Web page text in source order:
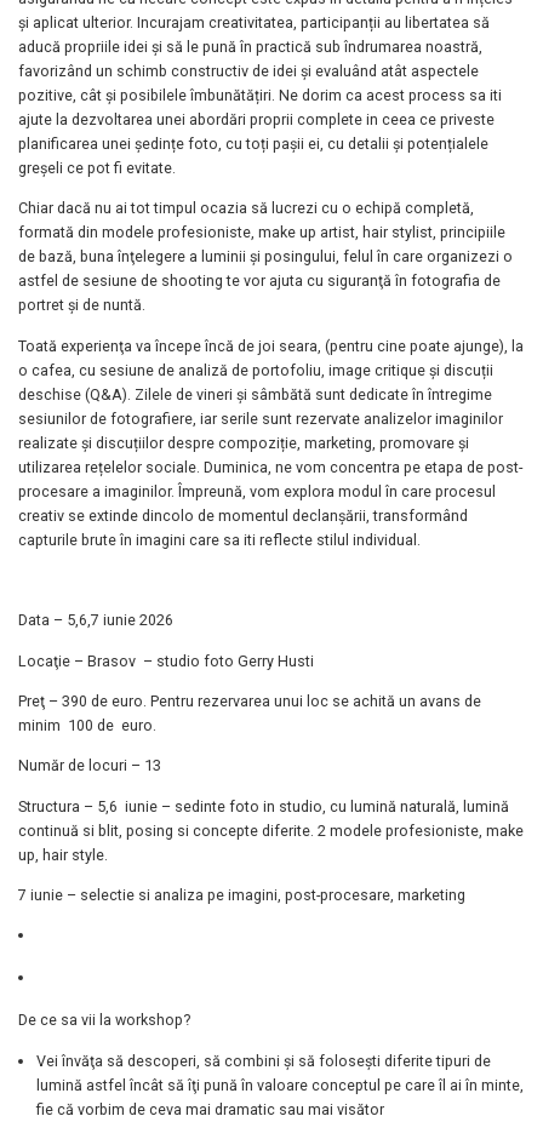
și aplicat ulterior. Incurajam creativitatea, participanții au libertatea să
aducă propriile idei și să le pună în practică sub îndrumarea noastră,
favorizând un schimb constructiv de idei și evaluând atât aspectele
pozitive, cât și posibilele îmbunătățiri. Ne dorim ca acest process sa iti
ajute la dezvoltarea unei abordări proprii complete in ceea ce priveste
planificarea unei ședințe foto, cu toți pașii ei, cu detalii și potențialele
greșeli ce pot fi evitate.
Chiar dacă nu ai tot timpul ocazia să lucrezi cu o echipă completă,
formată din modele profesioniste, make up artist, hair stylist, principiile
de bază, buna înţelegere a luminii şi posingului, felul în care organizezi o
astfel de sesiune de shooting te vor ajuta cu siguranţă în fotografia de
portret şi de nuntă.
Toată experienţa va începe încă de joi seara, (pentru cine poate ajunge), la
o cafea, cu sesiune de analiză de portofoliu, image critique și discuții
deschise (Q&A). Zilele de vineri și sâmbătă sunt dedicate în întregime
sesiunilor de fotografiere, iar serile sunt rezervate analizelor imaginilor
realizate și discuțiilor despre compoziție, marketing, promovare și
utilizarea rețelelor sociale. Duminica, ne vom concentra pe etapa de post-
procesare a imaginilor. Împreună, vom explora modul în care procesul
creativ se extinde dincolo de momentul declanșării, transformând
capturile brute în imagini care sa iti reflecte stilul individual.
Data – 5,6,7 iunie 2026
Locaţie – Brasov – studio foto Gerry Husti
Preţ – 390 de euro. Pentru rezervarea unui loc se achită un avans de
minim 100 de euro.
Număr de locuri – 13
Structura – 5,6 iunie – sedinte foto in studio, cu lumină naturală, lumină
continuă si blit, posing si concepte diferite. 2 modele profesioniste, make
up, hair style.
7 iunie – selectie si analiza pe imagini, post-procesare, marketing
De ce sa vii la workshop?
Vei învăţa să descoperi, să combini şi să foloseşti diferite tipuri de
lumină astfel încât să îţi pună în valoare conceptul pe care îl ai în minte,
fie că vorbim de ceva mai dramatic sau mai visător